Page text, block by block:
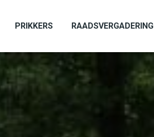
PRIKKERS RAADSVERGADERING